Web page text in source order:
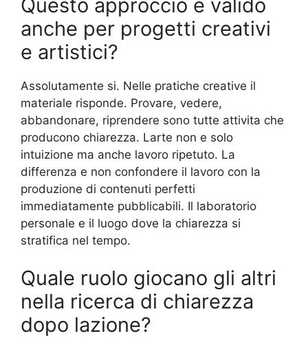
Questo approccio e valido
anche per progetti creativi
e artistici?
Assolutamente si. Nelle pratiche creative il
materiale risponde. Provare, vedere,
abbandonare, riprendere sono tutte attivita che
producono chiarezza. Larte non e solo
intuizione ma anche lavoro ripetuto. La
differenza e non confondere il lavoro con la
produzione di contenuti perfetti
immediatamente pubblicabili. Il laboratorio
personale e il luogo dove la chiarezza si
stratifica nel tempo.
Quale ruolo giocano gli altri
nella ricerca di chiarezza
dopo lazione?